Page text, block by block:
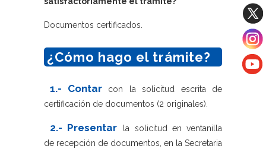
Documentos certificados.
¿Cómo hago el trámite?
1.- Contar
con la solicitud escrita de
certificación de documentos (2 originales).
2.- Presentar
la solicitud en ventanilla
de recepción de documentos, en la Secretaria